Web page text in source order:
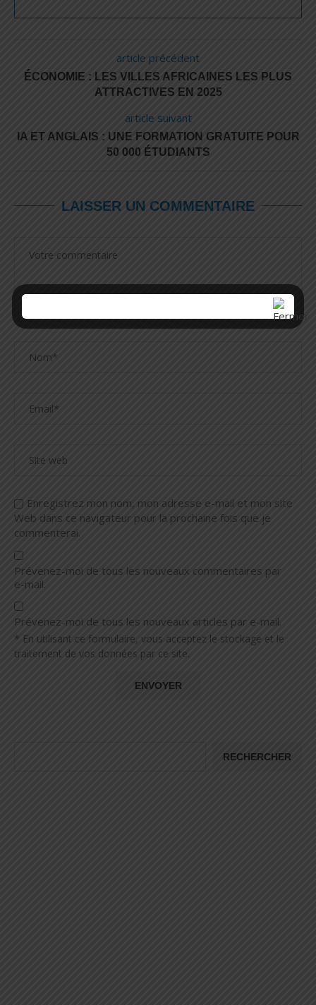
article précédent
ÉCONOMIE : LES VILLES AFRICAINES LES PLUS
ATTRACTIVES EN 2025
article suivant
IA ET ANGLAIS : UNE FORMATION GRATUITE POUR
50 000 ÉTUDIANTS
LAISSER UN COMMENTAIRE
Enregistrez mon nom, mon adresse e-mail et mon site
Web dans ce navigateur pour la prochaine fois que je
commenterai.
Prévenez-moi de tous les nouveaux commentaires par
e-mail.
Prévenez-moi de tous les nouveaux articles par e-mail.
* En utilisant ce formulaire, vous acceptez le stockage et le
traitement de vos données par ce site.
RECHERCHER